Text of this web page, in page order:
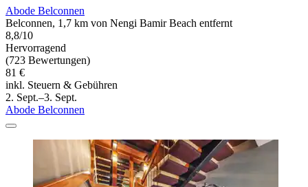
Abode Belconnen
Belconnen, 1,7 km von Nengi Bamir Beach entfernt
8,8/10
Hervorragend
(723 Bewertungen)
81 €
inkl. Steuern & Gebühren
2. Sept.–3. Sept.
Abode Belconnen